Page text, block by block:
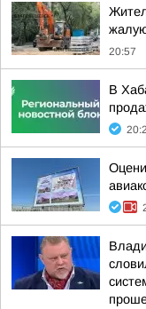
20:57
В